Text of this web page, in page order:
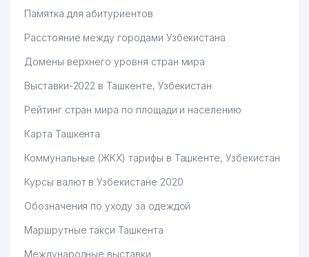
Памятка для абитуриентов
Расстояние между городами Узбекистана
Домены верхнего уровня стран мира
Выставки-2022 в Ташкенте, Узбекистан
Рейтинг стран мира по площади и населению
Карта Ташкента
Коммунальные (ЖКХ) тарифы в Ташкенте, Узбекистан
Курсы валют в Узбекистане 2020
Обозначения по уходу за одеждой
Маршрутные такси Ташкента
Международные выставки